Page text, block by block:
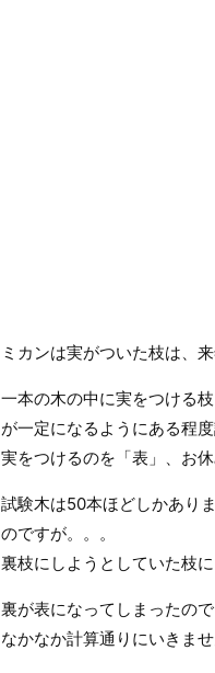
ミカンは実がついた枝は、来
一本の木の中に実をつける
が一定になるようにある程度
実をつけるのを「表」、お
試験木は50本ほどしかあり
のですが。。。
裏枝にしようとしていた枝
裏が表になってしまったの
なかなか計算通りにいきませ